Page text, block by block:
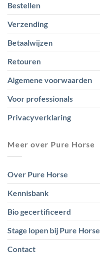
Bestellen
Verzending
Betaalwijzen
Retouren
Algemene voorwaarden
Voor professionals
Privacyverklaring
Meer over Pure Horse
Over Pure Horse
Kennisbank
Bio gecertificeerd
Stage lopen bij Pure Horse
Contact